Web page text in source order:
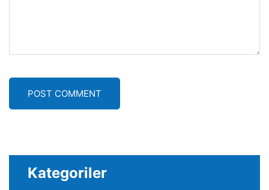
POST COMMENT
Kategoriler